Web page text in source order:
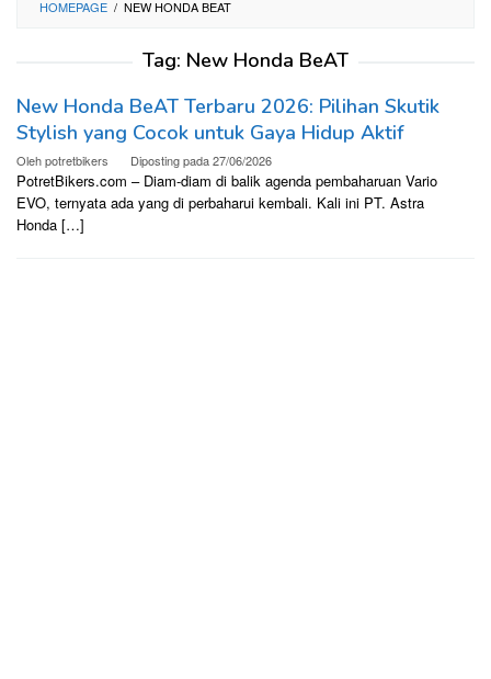
HOMEPAGE / NEW HONDA BEAT
Tag: New Honda BeAT
New Honda BeAT Terbaru 2026: Pilihan Skutik
Stylish yang Cocok untuk Gaya Hidup Aktif
Olehpotretbikers Diposting pada27/06/2026
PotretBikers.com – Diam-diam di balik agenda pembaharuan Vario
EVO, ternyata ada yang di perbaharui kembali. Kali ini PT. Astra
Honda […]